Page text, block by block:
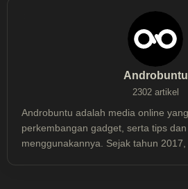
Androbuntu
2302 artikel
Androbuntu adalah media online
perkembangan gadget, serta tips
menggunakannya. Sejak tahun